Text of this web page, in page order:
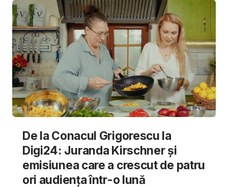
De la Conacul Grigorescu la
Digi24: Juranda Kirschner și
emisiunea care a crescut de patru
ori audiența într-o lună